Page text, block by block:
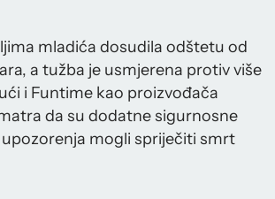
mladića dosudila odštetu od
a tužba je usmjerena protiv više
i Funtime kao proizvođača
da su dodatne sigurnosne
mogli spriječiti smrt